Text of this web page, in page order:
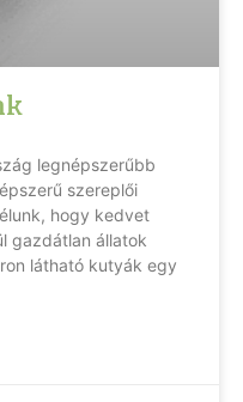
legnépszerűbb
szereplői
hogy kedvet
gazdátlan állatok
látható kutyák egy